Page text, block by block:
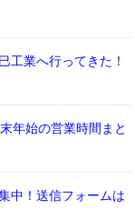
工業へ行ってきた！
年始の営業時間まと
中！送信フォームは